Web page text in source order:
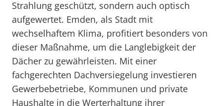
Strahlung geschützt, sondern auch optisch
aufgewertet. Emden, als Stadt mit
wechselhaftem Klima, profitiert besonders von
dieser Maßnahme, um die Langlebigkeit der
Dächer zu gewährleisten. Mit einer
fachgerechten Dachversiegelung investieren
Gewerbebetriebe, Kommunen und private
Haushalte in die Werterhaltung ihrer